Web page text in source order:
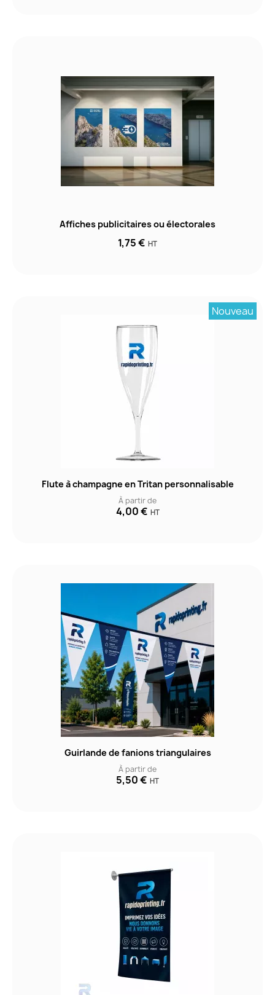
Affiches publicitaires ou électorales
1,75 € HT
Nouveau
Flute à champagne en Tritan personnalisable
À partir de
4,00 € HT
Guirlande de fanions triangulaires
À partir de
5,50 € HT